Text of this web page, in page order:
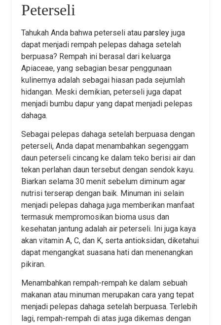
Peterseli
Tahukah Anda bahwa peterseli atauparsley juga
dapat menjadi rempah pelepas dahaga setelah
berpuasa? Rempah ini berasal dari keluarga
Apiaceae, yang sebagian besar penggunaan
kulinernya adalah sebagai hiasan pada sejumlah
hidangan. Meski demikian, peterseli juga dapat
menjadi bumbu dapur yang dapat menjadi pelepas
dahaga.
Sebagai pelepas dahaga setelah berpuasa dengan
peterseli, Anda dapat menambahkan segenggam
daun peterseli cincang ke dalam teko berisi air dan
tekan perlahan daun tersebut dengan sendok kayu.
Biarkan selama 30 menit sebelum diminum agar
nutrisi terserap dengan baik. Minuman ini selain
menjadi pelepas dahaga juga memberikan manfaat
termasuk mempromosikan bioma usus dan
kesehatan jantung adalah air peterseli. Ini juga kaya
akan vitamin A, C, dan K, serta antioksidan, diketahui
dapat mengangkat suasana hati dan menenangkan
pikiran.
Menambahkan rempah-rempah ke dalam sebuah
makanan atau minuman merupakan cara yang tepat
menjadi pelepas dahaga setelah berpuasa. Terlebih
lagi, rempah-rempah di atas juga dikemas dengan